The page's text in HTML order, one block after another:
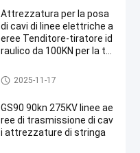
Attrezzatura per la posa
di cavi di linee elettriche a
eree Tenditore-tiratore id
raulico da 100KN per la tra
i conduttori
linea di trasmissione attrezza
tura
2025-11-17
GS90 90kn 275KV linee ae
ree di trasmissione di cav
i attrezzature di stringa